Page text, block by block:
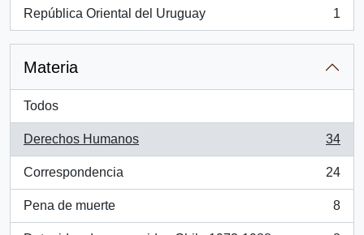
República Oriental del Uruguay
, 1 resultados
1
Materia
Todos
Derechos Humanos
, 34 resultados
34
Correspondencia
, 24 resultados
24
Pena de muerte
, 8 resultados
8